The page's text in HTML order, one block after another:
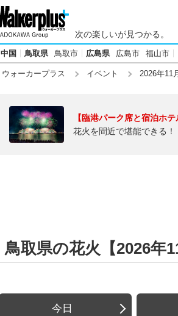
次の楽しいが見つかる。
中国 鳥取県 鳥取市 広島県 広島市 福山市
ウォーカープラス イベント 2026年11
【臨港パーク席と宿泊ホテ
花火を間近で堪能できる
鳥取県の花火【2026年
今日